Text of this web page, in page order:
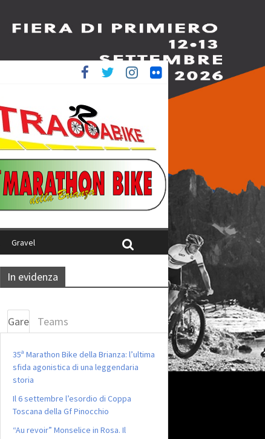
Gravel
In evidenza
Gare Teams
35ª Marathon Bike della Brianza: l’ultima
sfida agonistica di una leggendaria
storia
Il 6 settembre l’esordio di Coppa
Toscana della Gf Pinocchio
“Au revoir” Monselice in Rosa. Il